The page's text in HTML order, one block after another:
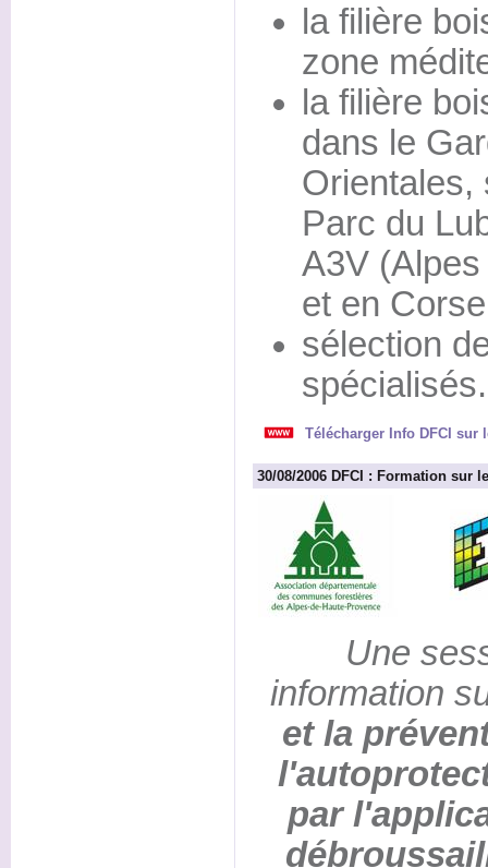
la filière
zone
la filière
dans le
Orientales,
Parc du
A3V
et en
sélection
spécialisés.
Télécharger Info DFCI sur
30/08/2006 DFCI : Formation sur
Une
information
et la
par